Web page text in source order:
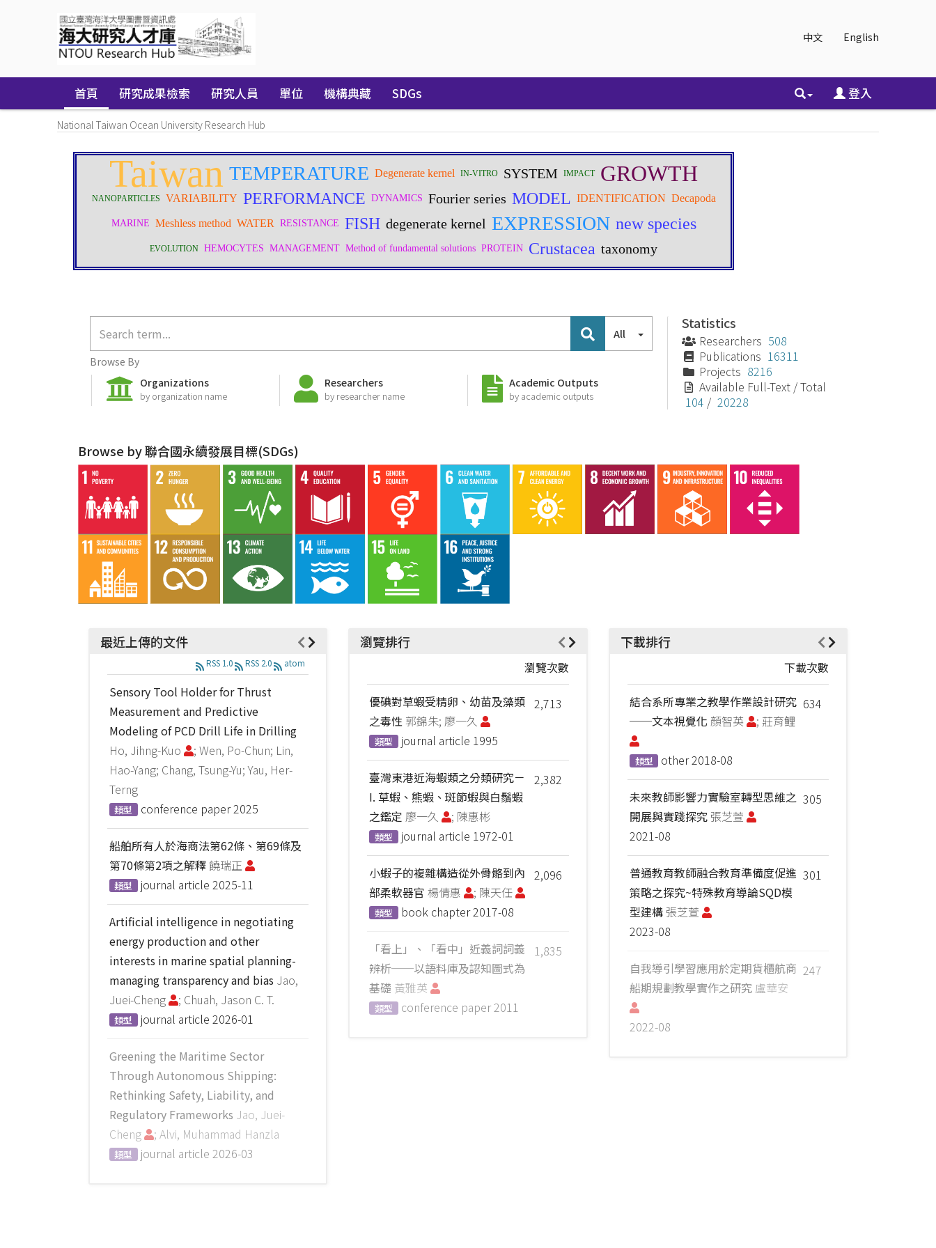
中文 English
首頁 研究成果檢索 研究人員 單位 機構典藏 SDGs 登入
National Taiwan Ocean University Research Hub
All
Browse By
Organizations
by organization name
Researchers
by researcher name
Academic Outputs
by academic outputs
Statistics
Researchers 508
Publications 16311
Projects 8216
Available Full-Text / Total
104 / 20228
Browse by 聯合國永續發展目標(SDGs)
最近上傳的文件
RSS 1.0 RSS 2.0 atom
Sensory Tool Holder for Thrust
Measurement and Predictive
Modeling of PCD Drill Life in Drilling
Ho, Jihng-Kuo
; Wen, Po-Chun; Lin,
Hao-Yang; Chang, Tsung-Yu; Yau, Her-
Terng
類型 conference paper2025
船舶所有人於海商法第62條、第69條及
第70條第2項之解釋饒瑞正
類型 journal article 2025-11
Artificial intelligence in negotiating
energy production and other
interests in marine spatial planning-
managing transparency and bias Jao,
Juei-Cheng
; Chuah, Jason C. T.
類型 journal article 2026-01
Greening the Maritime Sector
Through Autonomous Shipping:
Rethinking Safety, Liability, and
Regulatory Frameworks Jao, Juei-
Cheng
; Alvi, Muhammad Hanzla
類型 journal article 2026-03
瀏覽排行
瀏覽次數
2,713
優碘對草蝦受精卵、幼苗及藻類
之毒性郭錦朱; 廖一久
類型 journal article 1995
2,382
臺灣東港近海蝦類之分類研究－
I. 草蝦、熊蝦、斑節蝦與白鬚蝦
之鑑定 廖一久 ; 陳惠彬
類型 journal article 1972-01
2,096
小蝦子的複雜構造從外骨骼到內
部柔軟器官 楊倩惠 ; 陳天任
類型 book chapter2017-08
1,835
「看上」、「看中」近義詞詞義
辨析──以語料庫及認知圖式為
基礎 黃雅英
類型 conference paper2011
下載排行
下載次數
634
結合系所專業之教學作業設計研究
──文本視覺化 顏智英 ; 莊育鲤
類型 other2018-08
305
未來教師影響力實驗室轉型思維之
開展與實踐探究 張芝萱
2021-08
301
普通教育教師融合教育準備度促進
策略之探究~特殊教育導論SQD模
型建構 張芝萱
2023-08
247
自我導引學習應用於定期貨櫃航商
船期規劃教學實作之研究 盧華安
2022-08